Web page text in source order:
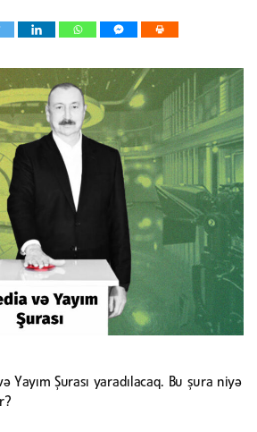
Yayım Şurası yaradılacaq. Bu şura niyə